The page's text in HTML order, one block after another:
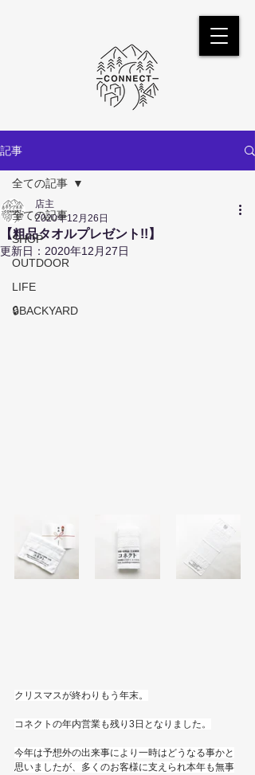
記事
全ての記事
SHOP
OUTDOOR
LIFE
🔒BACKYARD
全ての記事
【粗品タオルプレゼント!!】
店主
2020年12月26日
更新日： 2020年12月27日
クリスマスが終わりもう年末。
コネクトの年内営業も残り3日となりました。
今年は予想外の出来事により一時はどうなる事かと
思いましたが、多くのお客様に支えられ本年も無事